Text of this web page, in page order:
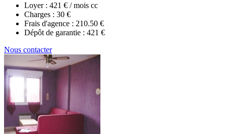
Loyer : 421 € / mois cc
Charges : 30 €
Frais d'agence : 210.50 €
Dépôt de garantie : 421 €
Nous contacter